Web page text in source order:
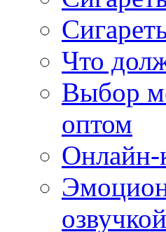
Что
Выбор
оптом
Онлайн-
озвучкой